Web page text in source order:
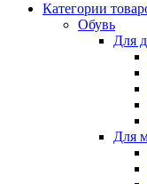
Категории
Обувь
Для
Для